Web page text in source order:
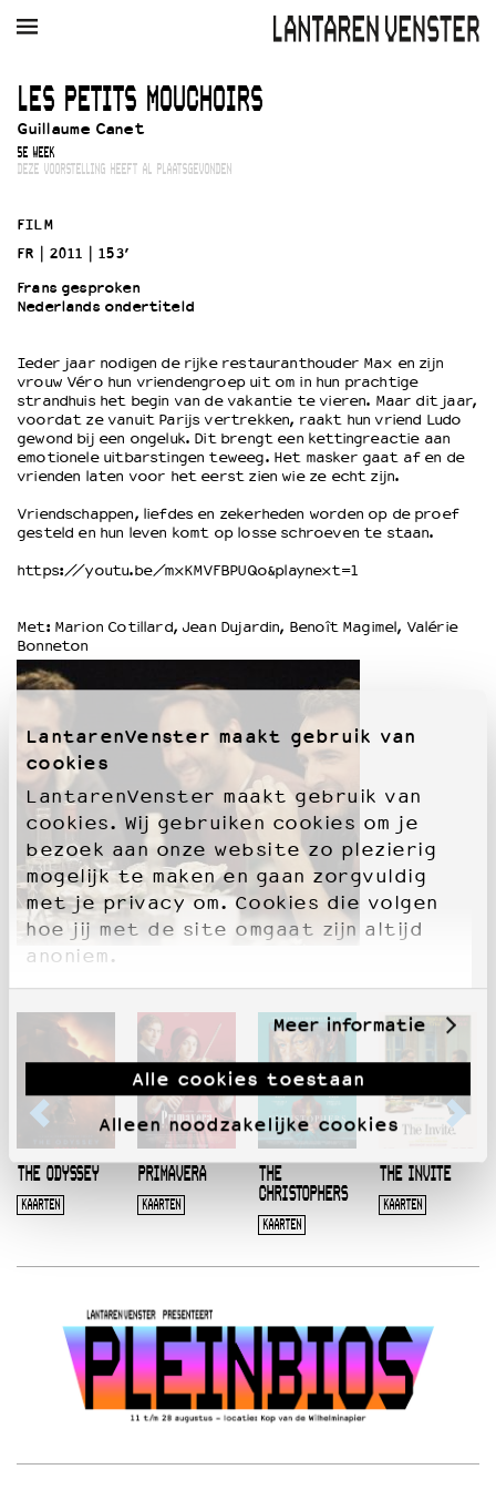
LantarenVenster maakt gebruik van
cookies
LantarenVenster maakt gebruik van
cookies. Wij gebruiken cookies om je
bezoek aan onze website zo plezierig
mogelijk te maken en gaan zorgvuldig
met je privacy om. Cookies die volgen
hoe jij met de site omgaat zijn altijd
anoniem.
Meer informatie
Alle cookies toestaan
Alleen noodzakelijke cookies
AGENDA FILM MUZIEK RESTAURANT
Winkelmandje
Zoek
Openingstijden & contact
Bereikbaarheid
Kaartverkoop
EDUCATIE
Schoolvoorstellingen
Filmprogramma’s Primair Onderwijs
Filmprogramma’s VO/MBO
Speciale educatieprogramma’s
Wat we doen
Wie is wie
Word vriend
Historie
Huisregels
Privacyverklaring
Integriteits- en gedragscode
Duurzaamheid
Culturele boycot Israël
Ruimte voor artistieke vrijheid – VNPF
LES PETITS MOUCHOIRS
Guillaume Canet
5E WEEK
DEZE VOORSTELLING HEEFT AL PLAATSGEVONDEN
FILM
FR
2011
153’
Frans gesproken
Nederlands ondertiteld
Ieder jaar nodigen de rijke restauranthouder Max en zijn
vrouw Véro hun vriendengroep uit om in hun prachtige
strandhuis het begin van de vakantie te vieren. Maar dit jaar,
voordat ze vanuit Parijs vertrekken, raakt hun vriend Ludo
gewond bij een ongeluk. Dit brengt een kettingreactie aan
emotionele uitbarstingen teweeg. Het masker gaat af en de
vrienden laten voor het eerst zien wie ze echt zijn.
Vriendschappen, liefdes en zekerheden worden op de proef
gesteld en hun leven komt op losse schroeven te staan.
https://youtu.be/mxKMVFBPUQo&playnext=1
Met: Marion Cotillard, Jean Dujardin, Benoît Magimel, Valérie
Bonneton
THE ODYSSEY
KAARTEN
PRIMAVERA
KAARTEN
THE
CHRISTOPHERS
KAARTEN
THE INVITE
KAARTEN